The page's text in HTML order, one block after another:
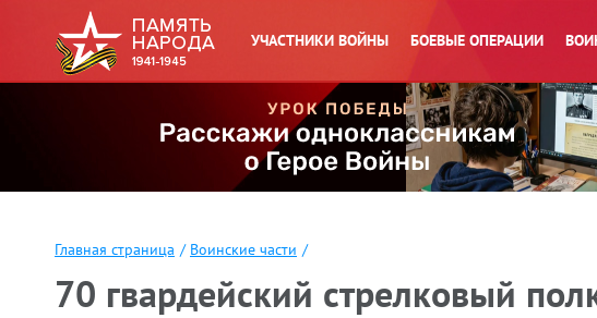
УЧАСТНИКИ ВОЙНЫ БОЕВЫЕ ОПЕРАЦИИ
Главная страница / Воинские части /
70 гвардейский стрелковый